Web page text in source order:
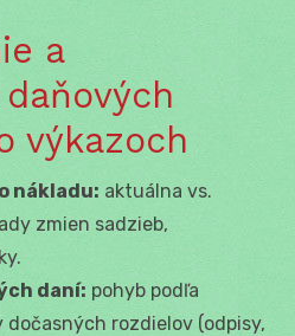
a
výkazoch
nákladu: aktuálna vs.
zmien sadzieb,
daní: pohyb podľa
rozdielov (odpisy,